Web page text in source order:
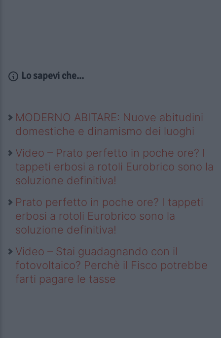
Lo sapevi che...
MODERNO ABITARE: Nuove abitudini
domestiche e dinamismo dei luoghi
Video – Prato perfetto in poche ore? I
tappeti erbosi a rotoli Eurobrico sono la
soluzione definitiva!
Prato perfetto in poche ore? I tappeti
erbosi a rotoli Eurobrico sono la
soluzione definitiva!
Video – Stai guadagnando con il
fotovoltaico? Perchè il Fisco potrebbe
farti pagare le tasse